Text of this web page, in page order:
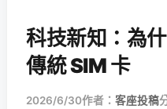
科技新知：為
傳統 SIM 卡
2026/6/30作者： 客座投稿